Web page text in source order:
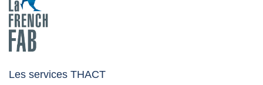
Les services THACT